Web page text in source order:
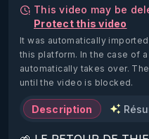
This video may be
Protect this video
It was automatically
this platform. In the case of
automatically takes over.
until the video is blocked.
Description